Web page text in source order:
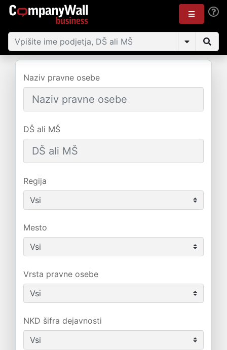
Naziv pravne osebe
DŠ ali MŠ
Regija
Mesto
Vrsta pravne osebe
NKD šifra dejavnosti